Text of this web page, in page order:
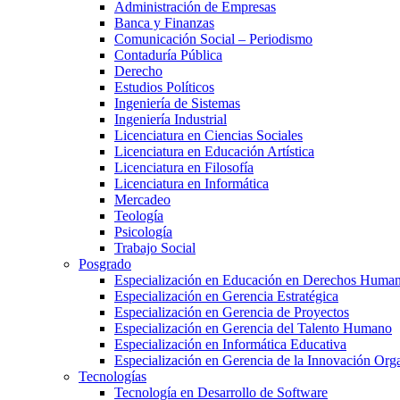
Administración de Empresas
Banca y Finanzas
Comunicación Social – Periodismo
Contaduría Pública
Derecho
Estudios Políticos
Ingeniería de Sistemas
Ingeniería Industrial
Licenciatura en Ciencias Sociales
Licenciatura en Educación Artística
Licenciatura en Filosofía
Licenciatura en Informática
Mercadeo
Teología
Psicología
Trabajo Social
Posgrado
Especialización en Educación en Derechos
Especialización en Gerencia Estratégica
Especialización en Gerencia de Proyectos
Especialización en Gerencia del Talento Humano
Especialización en Informática Educativa
Especialización en Gerencia de la Innovación
Tecnologías
Tecnología en Desarrollo de Software